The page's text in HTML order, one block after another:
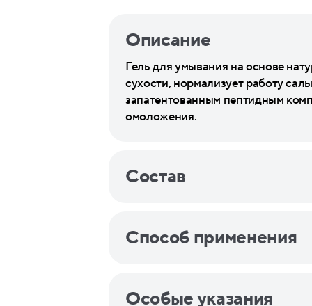
Описание
Гель для умывания на основе
сухости, нормализует работу
запатентованным пептидным
омоложения.
Состав
Способ применения
Особые указания